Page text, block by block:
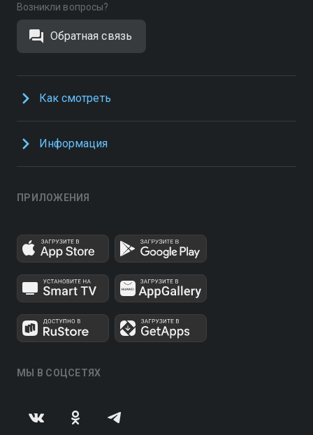
Возникли вопросы?
Обратная связь
Как смотреть
Информация
ПРИЛОЖЕНИЯ
МЫ В СОЦСЕТЯХ